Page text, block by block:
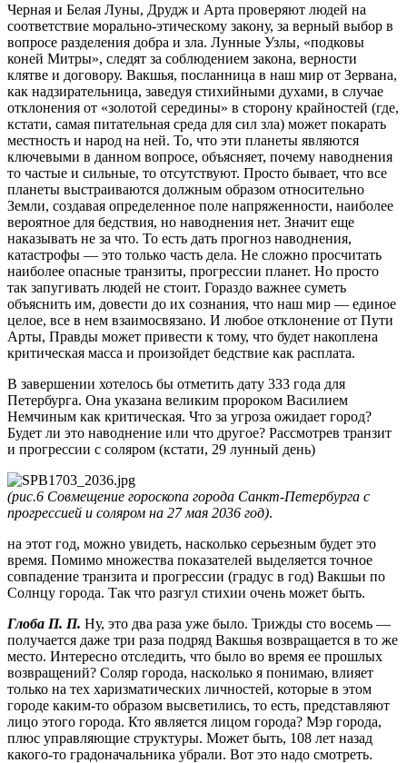
Черная и Белая Луны, Друдж и Арта проверяют людей на
соответствие морально-этическому закону, за верный выбор в
вопросе разделения добра и зла. Лунные Узлы, «подковы
коней Митры», следят за соблюдением закона, верности
клятве и до­говору. Вакшья, посланница в наш мир от Зервана,
как надзирательница, заведуя стихийными духами, в случае
отклонения от «золотой середины» в сторону крайностей (где,
кстати, самая питательная среда для сил зла) может покарать
местность и народ на ней. То, что эти планеты являются
ключевыми в данном вопросе, объясняет, почему наводнения
то частые и сильные, то отсутствуют. Просто бывает, что все
планеты выстраиваются должным образом относительно
Земли, создавая определенное поле напряженности, наиболее
вероятное для бедствия, но наводнения нет. Значит еще
наказывать не за что. То есть дать прогноз наводнения,
катастрофы — это только часть дела. Не сложно просчитать
наиболее опасные транзиты, прогрессии планет. Но просто
так запугивать людей не стоит. Гораздо важнее суметь
объяснить им, довести до их сознания, что наш мир — единое
целое, все в нем взаимосвязано. И любое отклонение от Пути
Арты, Правды может привести к тому, что будет накоплена
критическая масса и произойдет бедствие как расплата.
В завершении хотелось бы отметить дату 333 года для
Петербурга. Она указана великим пророком Василием
Немчиным как критическая. Что за угроза ожидает город?
Будет ли это наводнение или что другое? Рассмотрев транзит
и прогрессии с соляром (кстати, 29 лунный день)
(рис.6 Совмещение гороскопа города Санкт-Петербурга с
прогрессией и соляром на 27 мая 2036 год).
на этот год, можно увидеть, насколько серьезным будет это
время. Помимо множества показателей выделяется точное
совпадение транзита и прогрессии (градус в год) Вакшьи по
Солнцу города. Так что разгул стихии очень может быть.
Глоба П. П. Ну, это два раза уже было. Трижды сто восемь —
получается даже три раза подряд Вакшья возвращается в то же
место. Интересно отследить, что было во время ее прошлых
возвращений? Соляр города, насколько я понимаю, влияет
только на тех харизматических личностей, которые в этом
городе каким-то образом высветились, то есть, представляют
лицо этого города. Кто является лицом города? Мэр города,
плюс управляющие структуры. Может быть, 108 лет назад
какого-то градоначальника убрали. Вот это надо смотреть.